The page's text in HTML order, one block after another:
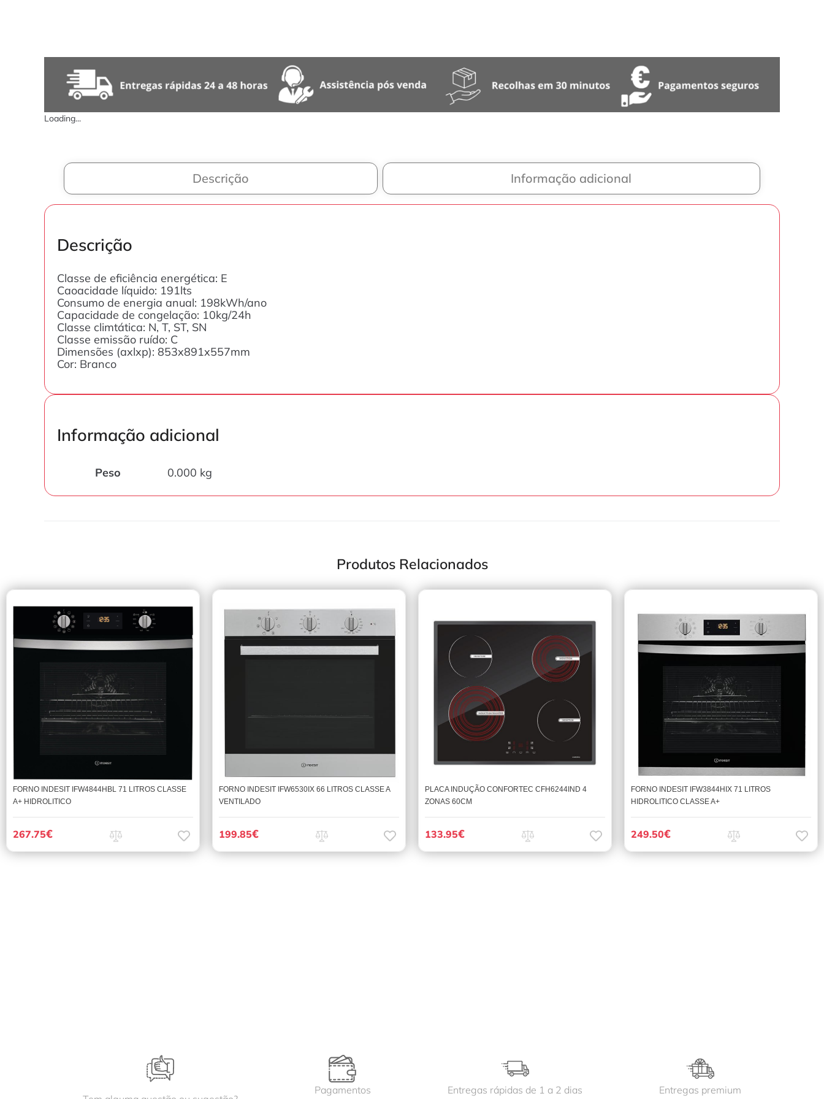
Loading...
Descrição Informação adicional
Descrição
Classe de eficiência energética: E
Caoacidade líquido: 191lts
Consumo de energia anual: 198kWh/ano
Capacidade de congelação: 10kg/24h
Classe climtática: N, T, ST, SN
Classe emissão ruído: C
Dimensões (axlxp): 853x891x557mm
Cor: Branco
Informação adicional
Peso 0.000 kg
Produtos Relacionados
FORNO INDESIT IFW4844HBL 71 LITROS CLASSE
A+ HIDROLITICO
267.75€
FORNO INDESIT IFW6530IX 66 LITROS CLASSE A
VENTILADO
199.85€
PLACA INDUÇÃO CONFORTEC CFH6244IND 4
ZONAS 60CM
133.95€
FORNO INDESIT IFW3844HIX 71 LITROS
HIDROLITICO CLASSE A+
249.50€
Pagamentos
Entregas rápidas de 1 a 2 dias
Entregas premium